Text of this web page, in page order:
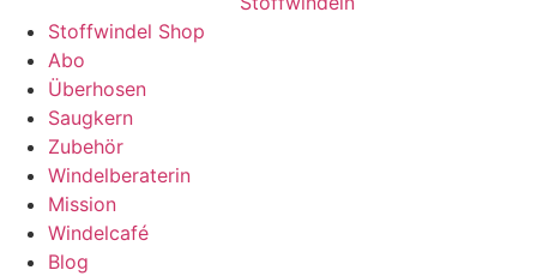
Stoffwindel Shop
Abo
Überhosen
Saugkern
Zubehör
Windelberaterin
Mission
Windelcafé
Blog